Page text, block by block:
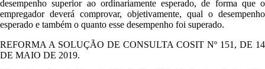
desempenho superior ao ordinariamente esperado, de forma que o
empregador deverá comprovar, objetivamente, qual o desempenho
esperado e também o quanto esse desempenho foi superado.
REFORMA A SOLUÇÃO DE CONSULTA COSIT Nº 151, DE 14
DE MAIO DE 2019.